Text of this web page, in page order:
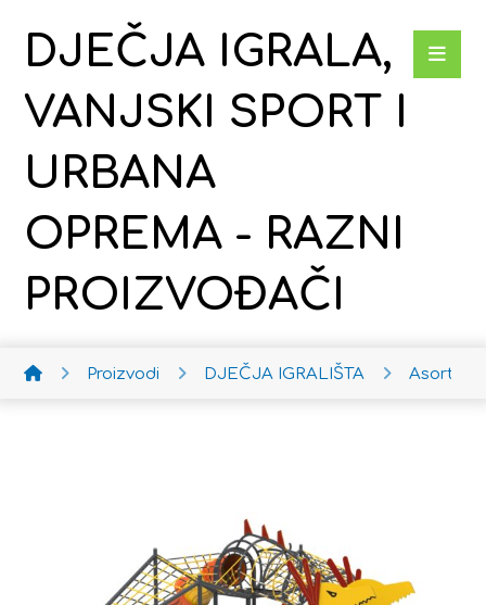
DJEČJA IGRALA,
VANJSKI SPORT I
URBANA
OPREMA - RAZNI
PROIZVOĐAČI
Proizvodi DJEČJA IGRALIŠTA